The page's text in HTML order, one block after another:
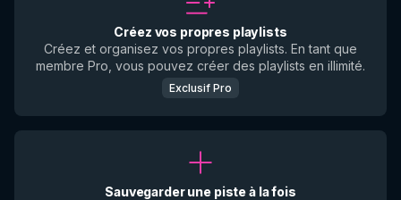
Créez vos propres playlists
Créez et organisez vos propres playlists. En tant que
membre Pro, vous pouvez créer des playlists en illimité.
Exclusif Pro
Sauvegarder une piste à la fois